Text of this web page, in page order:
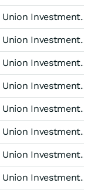
Union Investment Lux
Union Investment Lux
Union Investment Lux
Union Investment Lux
Union Investment Lux
Union Investment Lux
Union Investment Lux
Union Investment Lux